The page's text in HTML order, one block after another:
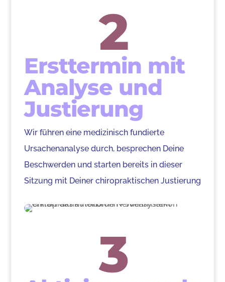
2
Ersttermin mit
Analyse und
Justierung
Wir führen eine medizinisch fundierte
Ursachenanalyse durch, besprechen Deine
Beschwerden und starten bereits in dieser
Sitzung mit Deiner chiropraktischen Justierung
3